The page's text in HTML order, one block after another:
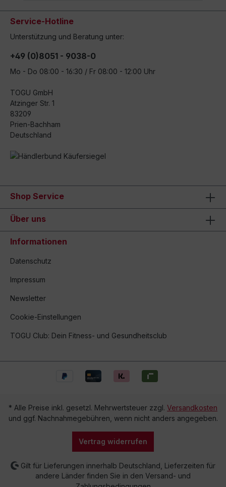
Service-Hotline
Unterstützung und Beratung unter:
+49 (0)8051 - 9038-0
Mo - Do 08:00 - 16:30 / Fr 08:00 - 12:00 Uhr
TOGU GmbH
Atzinger Str. 1
83209
Prien-Bachham
Deutschland
Shop Service
Über uns
Informationen
Datenschutz
Impressum
Newsletter
Cookie-Einstellungen
TOGU Club: Dein Fitness- und Gesundheitsclub
* Alle Preise inkl. gesetzl. Mehrwertsteuer zzgl. Versandkosten
und ggf. Nachnahmegebühren, wenn nicht anders angegeben.
Vertrag widerrufen
Gilt für Lieferungen innerhalb Deutschland, Lieferzeiten für
andere Länder finden Sie in den Versand- und